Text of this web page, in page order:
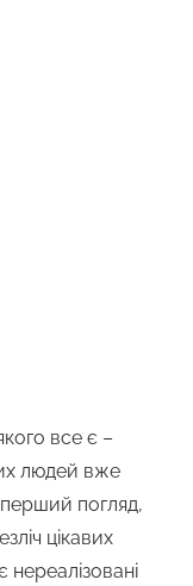
все є –
людей вже
погляд,
цікавих
нереалізовані